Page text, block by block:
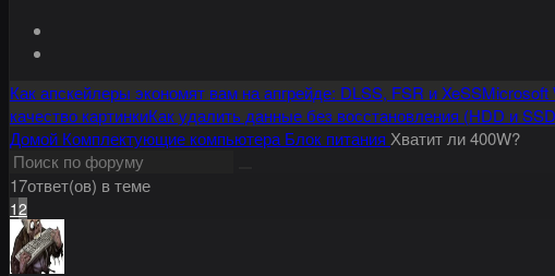
Как апскейлеры экономят вам на апгрейде: DLSS, FSR и XeSSMicrosoft
качество картинкиКак удалить данные без восстановления (HDD и
Домой Комплектующие компьютера Блок питания Хватит ли 400W?
17ответ(ов) в теме
12